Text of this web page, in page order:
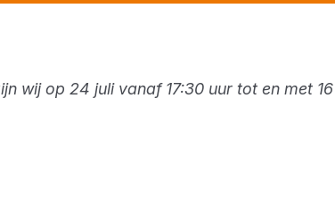
wij op 24 juli vanaf 17:30 uur tot en met